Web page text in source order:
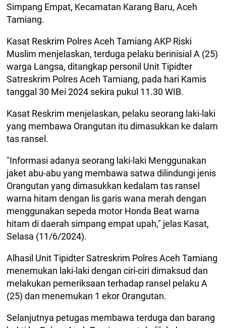
Simpang Empat, Kecamatan Karang Baru, Aceh
Tamiang.
Kasat Reskrim Polres Aceh Tamiang AKP Riski
Muslim menjelaskan, terduga pelaku berinisial A (25)
warga Langsa, ditangkap personil Unit Tipidter
Satreskrim Polres Aceh Tamiang, pada hari Kamis
tanggal 30 Mei 2024 sekira pukul 11.30 WIB.
Kasat Reskrim menjelaskan, pelaku seorang laki-laki
yang membawa Orangutan itu dimasukkan ke dalam
tas ransel.
"Informasi adanya seorang laki-laki Menggunakan
jaket abu-abu yang membawa satwa dilindungi jenis
Orangutan yang dimasukkan kedalam tas ransel
warna hitam dengan lis garis wana merah dengan
menggunakan sepeda motor Honda Beat warna
hitam di daerah simpang empat upah," jelas Kasat,
Selasa (11/6/2024).
Alhasil Unit Tipidter Satreskrim Polres Aceh Tamiang
menemukan laki-laki dengan ciri-ciri dimaksud dan
melakukan pemeriksaan terhadap ransel pelaku A
(25) dan menemukan 1 ekor Orangutan.
Selanjutnya petugas membawa terduga dan barang